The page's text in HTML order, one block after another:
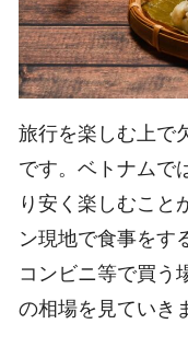
旅行を楽しむ上で
です。ベトナムで
り安く楽しむこと
ン現地で食事をす
コンビニ等で買う
の相場を見ていき